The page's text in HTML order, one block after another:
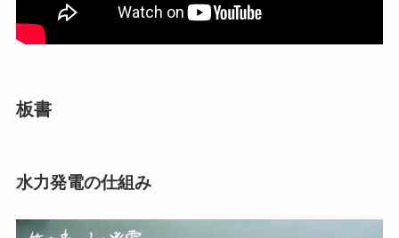
板書
水力発電の仕組み